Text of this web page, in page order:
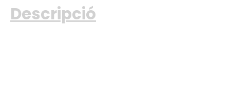
Descripció